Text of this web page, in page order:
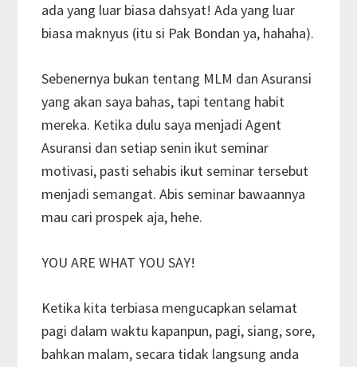
ada yang luar biasa dahsyat! Ada yang luar
biasa maknyus (itu si Pak Bondan ya, hahaha).
Sebenernya bukan tentang MLM dan Asuransi
yang akan saya bahas, tapi tentang habit
mereka. Ketika dulu saya menjadi Agent
Asuransi dan setiap senin ikut seminar
motivasi, pasti sehabis ikut seminar tersebut
menjadi semangat. Abis seminar bawaannya
mau cari prospek aja, hehe.
YOU ARE WHAT YOU SAY!
Ketika kita terbiasa mengucapkan selamat
pagi dalam waktu kapanpun, pagi, siang, sore,
bahkan malam, secara tidak langsung anda